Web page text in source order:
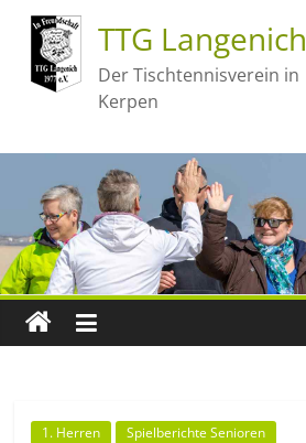
TTG Langenich
Der Tischtennisverein in
Kerpen
1. Herren Spielberichte Senioren